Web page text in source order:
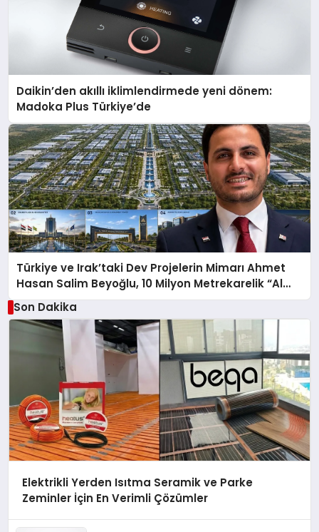
Daikin’den akıllı iklimlendirmede yeni dönem:
Madoka Plus Türkiye’de
Türkiye ve Irak’taki Dev Projelerin Mimarı Ahmet
Hasan Salim Beyoğlu, 10 Milyon Metrekarelik “Al
Yusuf Holding Industrial City” Projesini Hayata
Geçirecek
Son Dakika
Elektrikli Yerden Isıtma Seramik ve Parke
Zeminler İçin En Verimli Çözümler